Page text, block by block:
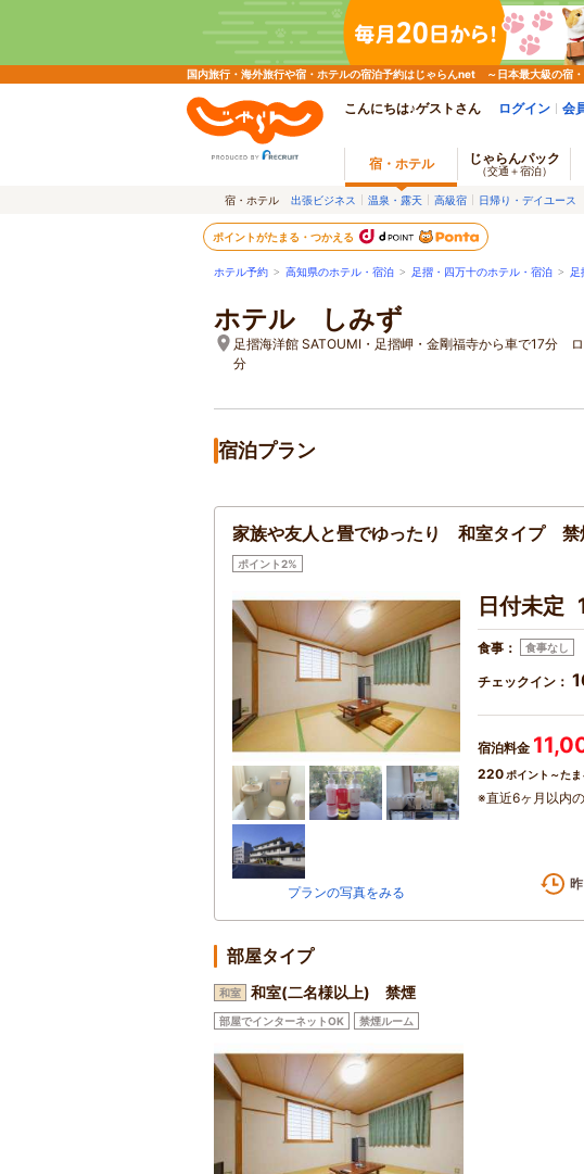
国内旅行・海外旅行や宿・ホテルの宿泊予約はじゃらんnet ～日本最大級の宿
こんにちは♪ゲストさん ログイン 会
宿・ホテル じゃらんパック
（交通＋宿泊）
宿・ホテル 出張ビジネス 温泉・露天 高級宿 日帰り・デイユース
ポイントがたまる・つかえる
ホテル予約 > 高知県のホテル・宿泊 > 足摺・四万十のホテル・宿泊 > 足
ホテル しみず
足摺海洋館 SATOUMI・足摺岬・金剛福寺から車で17分
分
宿泊プラン
家族や友人と畳でゆったり 和室タイプ
ポイント2%
プランの写真をみる
日付未定
食事： 食事なし
チェックイン：
宿泊料金
220 ポイント～たま
※直近6ヶ月以内
部屋タイプ
和室 和室(二名様以上) 禁煙
部屋でインターネットOK 禁煙ルーム